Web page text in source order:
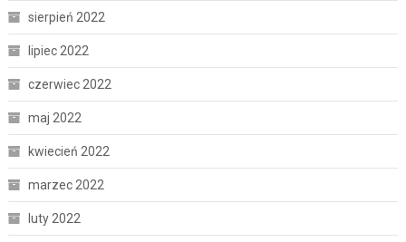
sierpień 2022
lipiec 2022
czerwiec 2022
maj 2022
kwiecień 2022
marzec 2022
luty 2022